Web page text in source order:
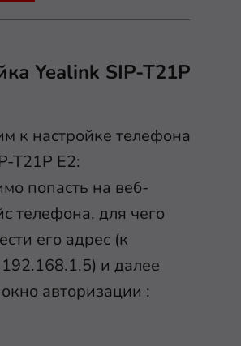
Yealink SIP-T21P
к настройке телефона
T21P E2:
попасть на веб-
телефона, для чего
его адрес (к
и далее
авторизации :